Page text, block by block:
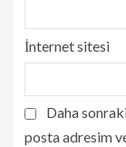
İnternet sitesi
Daha
posta adresim